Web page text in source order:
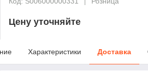
Цену уточняйте
Характеристики Доставка